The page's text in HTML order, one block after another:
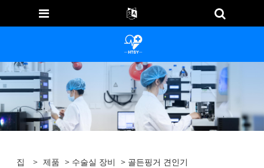
집 > 제품 > 수술실 장비 > 골든핑거 견인기